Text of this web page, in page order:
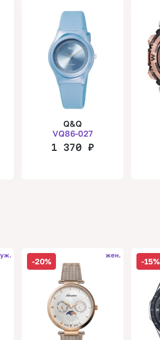
Q&Q
VQ86-027
1 370₽
-20%
жен.
-15%